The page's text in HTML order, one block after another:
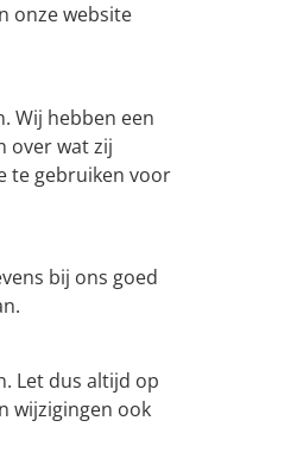
onze website
Wij hebben een
over wat zij
te gebruiken voor
bij ons goed
Let dus altijd op
wijzigingen ook